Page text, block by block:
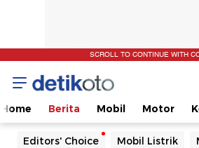
SCROLL TO CONTINUE WITH
Home Berita Mobil Motor
Editors' Choice Mobil Listrik